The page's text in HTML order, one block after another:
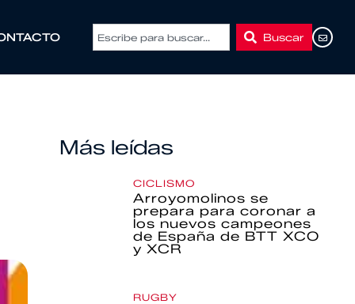
Buscar
Más leídas
CICLISMO
Arroyomolinos se
prepara para coronar a
los nuevos campeones
de España de BTT XCO
y XCR
RUGBY